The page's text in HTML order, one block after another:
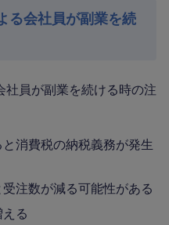
る会社員が副業を続
社員が副業を続ける時の注
消費税の納税義務が発生
注数が減る可能性がある
る